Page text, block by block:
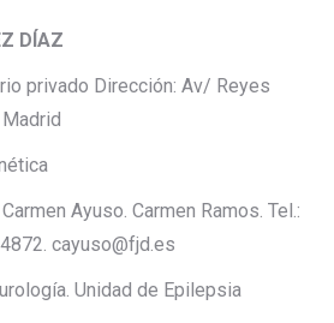
DÍAZ
privado Dirección: Av/ Reyes
Ayuso. Carmen Ramos. Tel.:
cayuso@fjd.es
Unidad de Epilepsia